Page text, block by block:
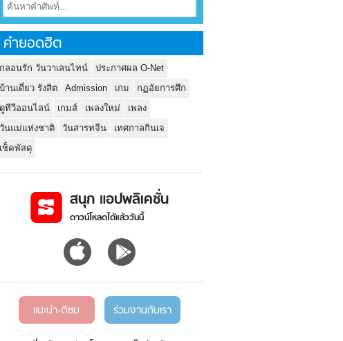
คำยอดฮิต
กลอนรัก วันวาเลนไทน์
ประกาศผล O-Net
บ้านเดี่ยว รังสิต
Admission เกม
กฏอัยการศึก
ดูทีวีออนไลน์
เกมส์ เพลงใหม่
เพลง
วันแม่แห่งชาติ
วันสารทจีน
เทศกาลกินเจ
เช็คพัสดุ
สนุก แอปพลิเคชั่น
ดาวน์โหลดได้แล้ววันนี้
แนะนำ-ติชม ร่วมงานกับเรา